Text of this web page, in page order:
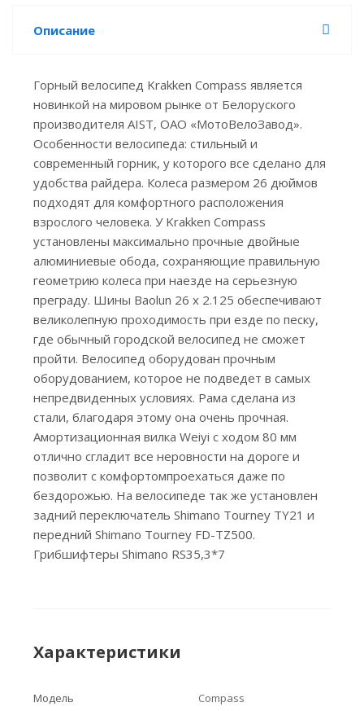
Описание
Горный велосипед Krakken Compass является
новинкой на мировом рынке от Белоруского
производителя AIST, ОАО «МотоВелоЗавод».
Особенности велосипеда: стильный и
современный горник, у которого все сделано для
удобства райдера. Колеса размером 26 дюймов
подходят для комфортного расположения
взрослого человека. У Krakken Compass
установлены максимально прочные двойные
алюминиевые обода, сохраняющие правильную
геометрию колеса при наезде на серьезную
преграду. Шины Baolun 26 х 2.125 обеспечивают
великолепную проходимость при езде по песку,
где обычный городской велосипед не сможет
пройти. Велосипед оборудован прочным
оборудованием, которое не подведет в самых
непредвиденных условиях. Рама сделана из
стали, благодаря этому она очень прочная.
Амортизационная вилка Weiyi с ходом 80 мм
отлично сгладит все неровности на дороге и
позволит с комфортомпроехаться даже по
бездорожью. На велосипеде так же установлен
задний переключатель Shimano Tourney TY21 и
передний Shimano Tourney FD-TZ500.
Грибшифтеры Shimano RS35,3*7
Характеристики
Модель
Compass